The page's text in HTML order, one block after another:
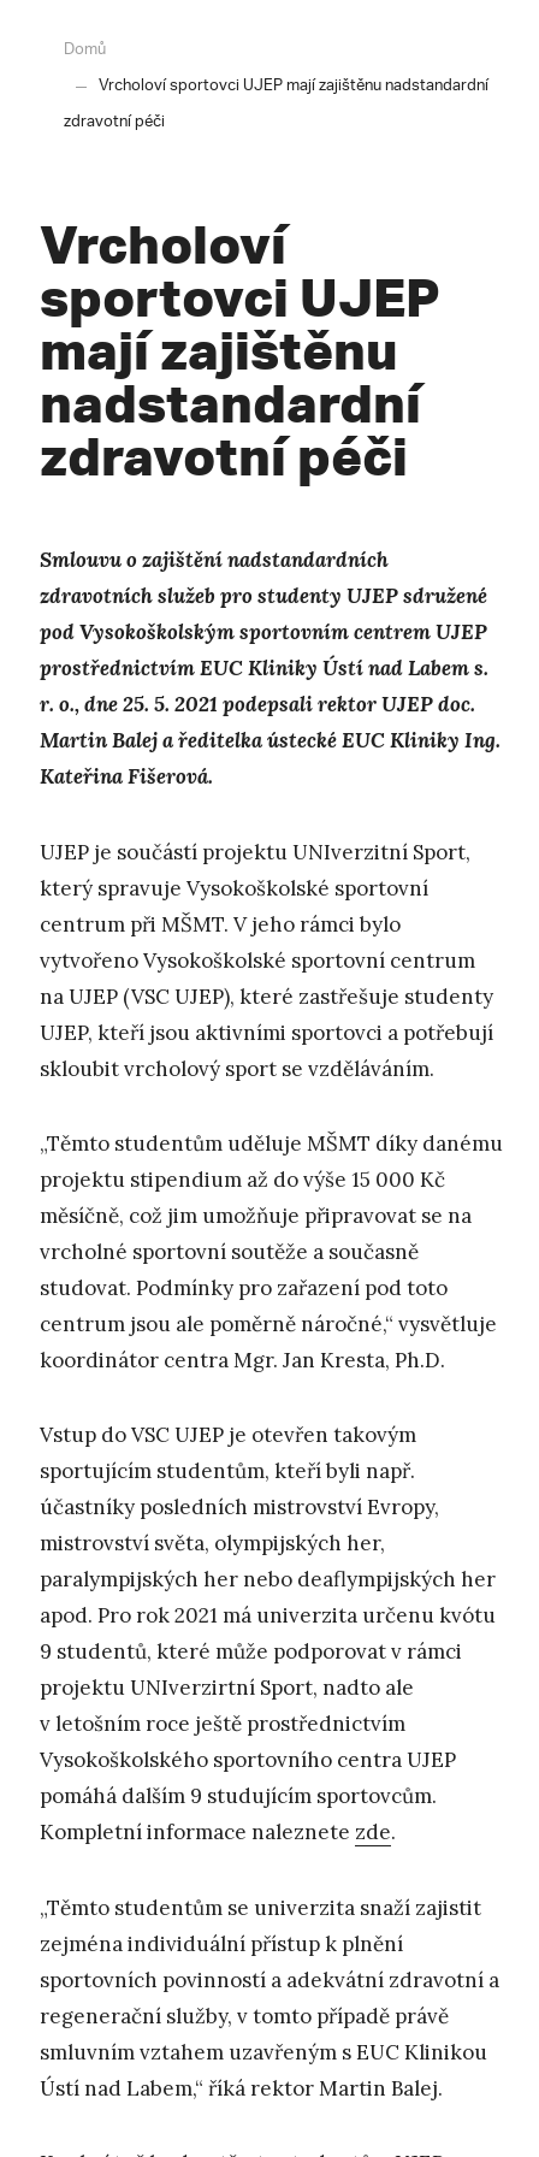
Domů
Vrcholoví sportovci UJEP mají zajištěnu nadstandardní
zdravotní péči
Vrcholoví
sportovci UJEP
mají zajištěnu
nadstandardní
zdravotní péči
Smlouvu o zajištění nadstandardních
zdravotních služeb pro studenty UJEP sdružené
pod Vysokoškolským sportovním centrem UJEP
prostřednictvím EUC Kliniky Ústí nad Labem s.
r. o., dne 25. 5. 2021 podepsali rektor UJEP doc.
Martin Balej a ředitelka ústecké EUC Kliniky Ing.
Kateřina Fišerová.
UJEP je součástí projektu UNIverzitní Sport,
který spravuje Vysokoškolské sportovní
centrum při MŠMT. V jeho rámci bylo
vytvořeno Vysokoškolské sportovní centrum
na UJEP (VSC UJEP), které zastřešuje studenty
UJEP, kteří jsou aktivními sportovci a potřebují
skloubit vrcholový sport se vzděláváním.
„Těmto studentům uděluje MŠMT díky danému
projektu stipendium až do výše 15 000 Kč
měsíčně, což jim umožňuje připravovat se na
vrcholné sportovní soutěže a současně
studovat. Podmínky pro zařazení pod toto
centrum jsou ale poměrně náročné,“ vysvětluje
koordinátor centra Mgr. Jan Kresta, Ph.D.
Vstup do VSC UJEP je otevřen takovým
sportujícím studentům, kteří byli např.
účastníky posledních mistrovství Evropy,
mistrovství světa, olympijských her,
paralympijských her nebo deaflympijských her
apod. Pro rok 2021 má univerzita určenu kvótu
9 studentů, které může podporovat v rámci
projektu UNIverzirtní Sport, nadto ale
v letošním roce ještě prostřednictvím
Vysokoškolského sportovního centra UJEP
pomáhá dalším 9 studujícím sportovcům.
Kompletní informace naleznete zde.
„Těmto studentům se univerzita snaží zajistit
zejména individuální přístup k plnění
sportovních povinností a adekvátní zdravotní a
regenerační služby, v tomto případě právě
smluvním vztahem uzavřeným s EUC Klinikou
Ústí nad Labem,“ říká rektor Martin Balej.